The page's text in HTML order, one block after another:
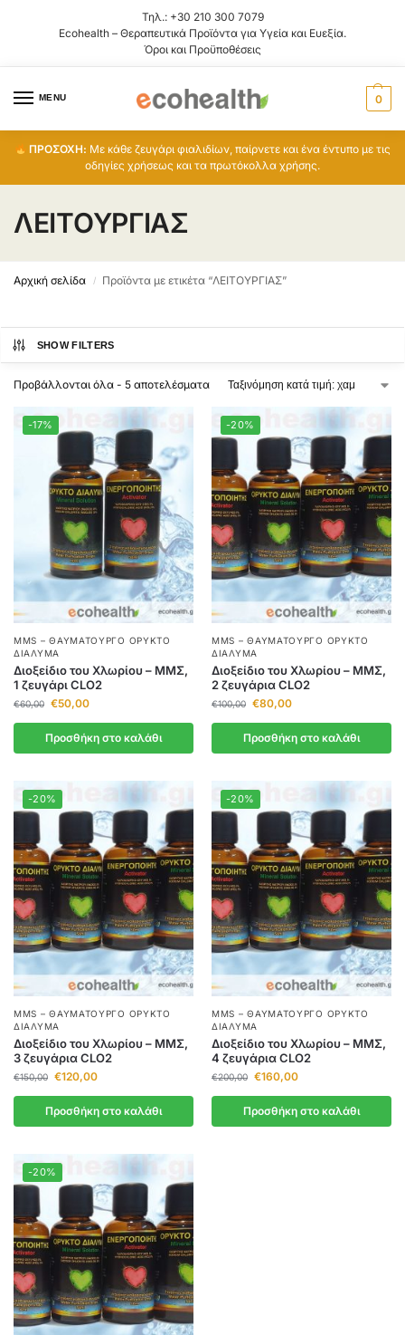
Τηλ.: +30 210 300 7079
Ecohealth – Θεραπευτικά Προϊόντα για Υγεία και Ευεξία.
Όροι και Προϋποθέσεις
MENU 0
ΠΡΟΣΟΧΗ: Με κάθε ζευγάρι φιαλιδίων, παίρνετε και ένα έντυπο με τις
οδηγίες χρήσεως και τα πρωτόκολλα χρήσης.
ΛΕΙΤΟΥΡΓΙΑΣ
Αρχική σελίδα / Προϊόντα με ετικέτα “ΛΕΙΤΟΥΡΓΙΑΣ”
SHOW FILTERS
Προβάλλονται όλα - 5 αποτελέσματα
-17%
MMS – ΘΑΥΜΑΤΟΥΡΓΌ ΟΡΥΚΤΌ
ΔΙΆΛΥΜΑ
Διοξείδιο του Χλωρίου – ΜΜΣ,
1 ζευγάρι CLO2
€60,00 €50,00
Προσθήκη στο καλάθι
-20%
MMS – ΘΑΥΜΑΤΟΥΡΓΌ ΟΡΥΚΤΌ
ΔΙΆΛΥΜΑ
Διοξείδιο του Χλωρίου – ΜΜΣ,
2 ζευγάρια CLO2
€100,00 €80,00
Προσθήκη στο καλάθι
-20%
MMS – ΘΑΥΜΑΤΟΥΡΓΌ ΟΡΥΚΤΌ
ΔΙΆΛΥΜΑ
Διοξείδιο του Χλωρίου – ΜΜΣ,
3 ζευγάρια CLO2
€150,00 €120,00
Προσθήκη στο καλάθι
-20%
MMS – ΘΑΥΜΑΤΟΥΡΓΌ ΟΡΥΚΤΌ
ΔΙΆΛΥΜΑ
Διοξείδιο του Χλωρίου – ΜΜΣ,
4 ζευγάρια CLO2
€200,00 €160,00
Προσθήκη στο καλάθι
-20%